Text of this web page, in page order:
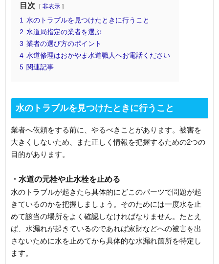
目次 非表示
1
水のトラブルを見つけたときに行うこと
2 水道局指定の業者を選ぶ
3 業者の選び方のポイント
4 水道修理はおかやま水道職人へお電話ください
5 関連記事
水のトラブルを見つけたときに行うこと
業者へ依頼をする前に、やるべきことがあります。被害を
大きくしないため、また正しく情報を把握するための2つの
目的があります。
・水道の元栓や止水栓を止める
水のトラブルが起きたら具体的にどこのパーツで問題が起
きているのかを把握しましょう。そのためには一度水を止
めて該当の場所をよく確認しなければなりません。たとえ
ば、水漏れが起きているのであれば家財などへの被害を出
さないために水を止めてから具体的な水漏れ箇所を特定し
ます。